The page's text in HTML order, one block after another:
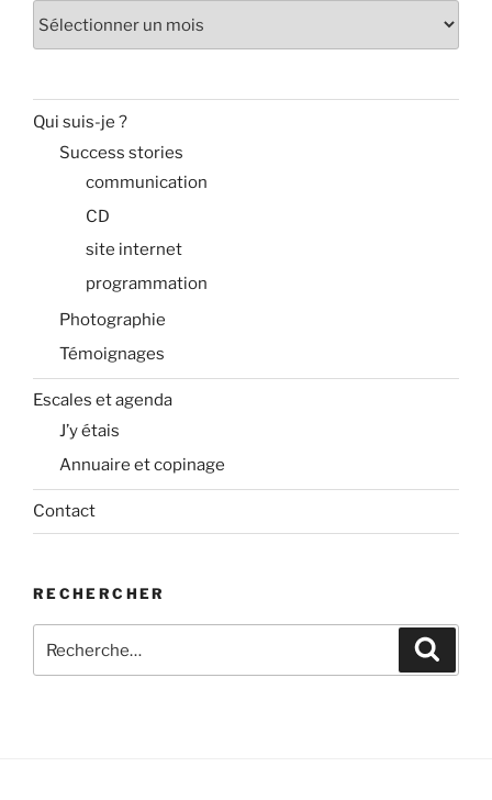
Qui suis-je ?
Success stories
communication
CD
site internet
programmation
Photographie
Témoignages
Escales et agenda
J’y étais
Annuaire et copinage
Contact
RECHERCHER
pour